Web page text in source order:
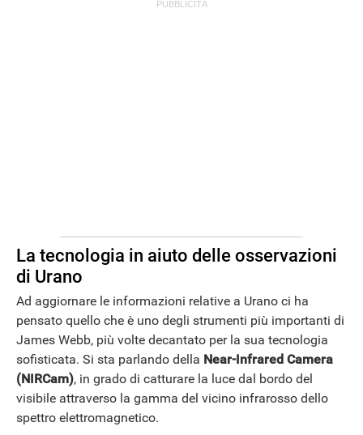
ANDROID
La tecnologia in aiuto delle osservazioni
di Urano
Ad aggiornare le informazioni relative a Urano ci ha
pensato quello che è uno degli strumenti più importanti di
James Webb, più volte decantato per la sua tecnologia
sofisticata. Si sta parlando della Near-Infrared Camera
(NIRCam), in grado di catturare la luce dal bordo del
visibile attraverso la gamma del vicino infrarosso dello
spettro elettromagnetico.